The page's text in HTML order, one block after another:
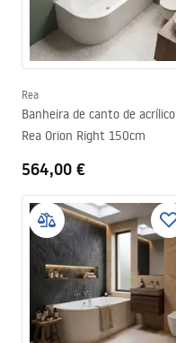
Rea
Banheira de canto de acrílico
Rea Orion Right 150cm
564,00 €